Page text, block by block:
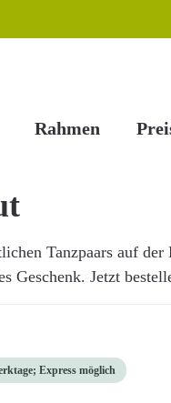
Rahmen
Tanzpaars auf der
Geschenk. Jetzt
Express möglich